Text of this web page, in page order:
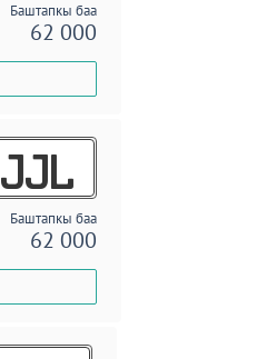
Баштапкы баа
62 000
JJL
Баштапкы баа
62 000